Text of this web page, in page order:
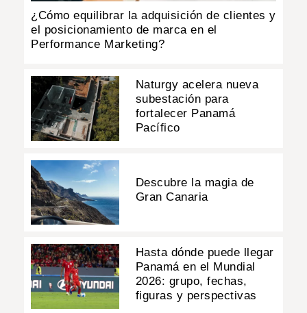
¿Cómo equilibrar la adquisición de clientes y
el posicionamiento de marca en el
Performance Marketing?
Naturgy acelera nueva
subestación para
fortalecer Panamá
Pacífico
Descubre la magia de
Gran Canaria
Hasta dónde puede llegar
Panamá en el Mundial
2026: grupo, fechas,
figuras y perspectivas